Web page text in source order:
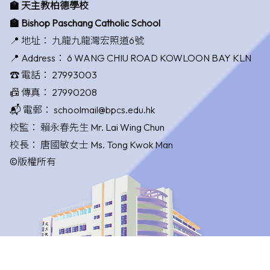
🏫 天主教柏德學校
🏫 Bishop Paschang Catholic School
📍 地址： 九龍九龍灣宏照道6號
📍 Address： 6 WANG CHIU ROAD KOWLOON BAY KLN
☎️ 電話： 27993003
📠 傳真： 27990208
📬 電郵： schoolmail@bpcs.edu.hk
校監： 賴永春先生 Mr. Lai Wing Chun
校長： 唐國敏女士 Ms. Tong Kwok Man
©版權所有